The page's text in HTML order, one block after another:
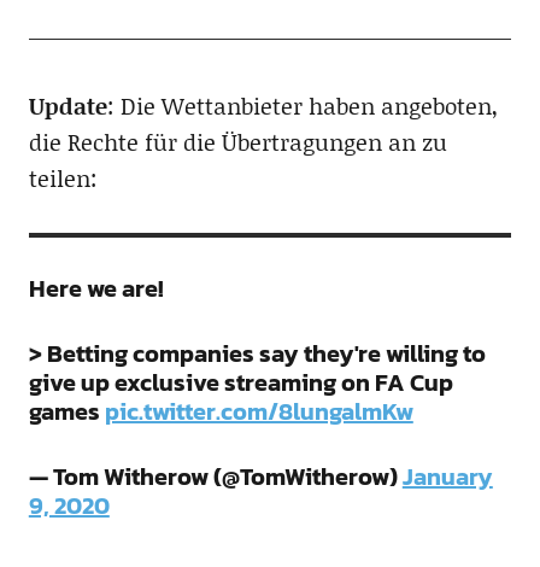
Update: Die Wettanbieter haben angeboten,
die Rechte für die Übertragungen an zu
teilen:
Here we are!
> Betting companies say they're willing to
give up exclusive streaming on FA Cup
games pic.twitter.com/8lungalmKw
— Tom Witherow (@TomWitherow)January
9, 2020